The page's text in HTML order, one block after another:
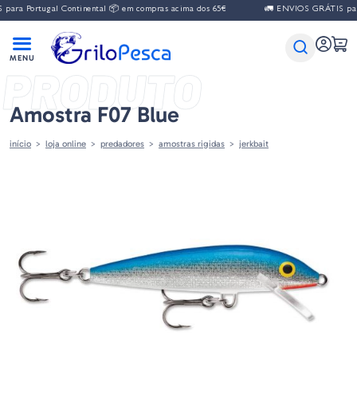
Portugal Continental 📦 em compras acima dos 65€ 🚛 ENVIOS GRÁTIS
PRODUTO
Amostra F07 Blue
início loja online predadores amostras rigidas jerkbait